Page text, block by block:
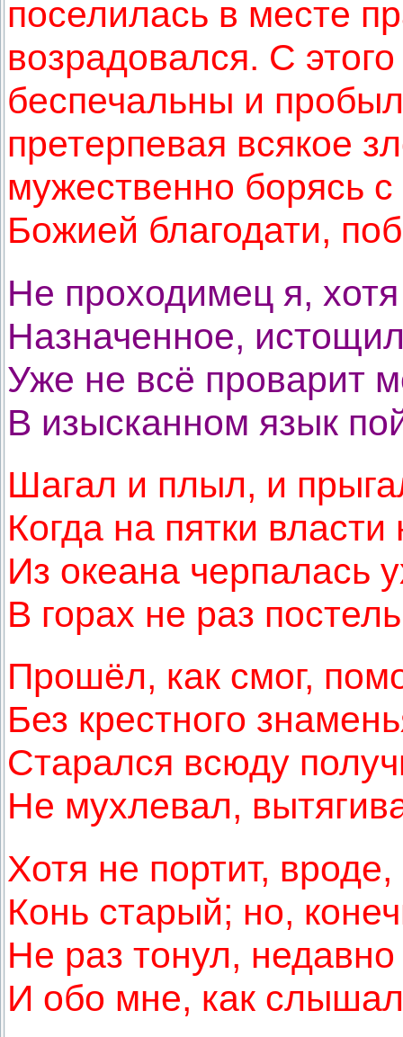
поселилась в месте
возрадовался. С
беспечальны и
претерпевая всякое
мужественно борясь
Божией благодати,
Не проходимец я,
Назначенное,
Уже не всё проварит
В изысканном язык
Шагал и плыл, и
Когда на пятки власти
Из океана черпалась
В горах не раз
Прошёл, как смог,
Без крестного
Старался всюду
Не мухлевал,
Хотя не портит,
Конь старый; но,
Не раз тонул,
И обо мне, как